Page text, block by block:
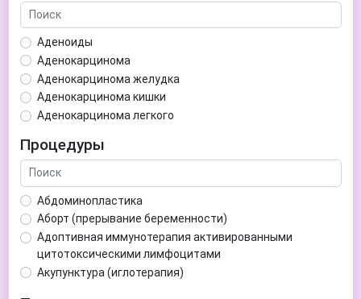
Аденоиды
Аденокарцинома
Аденокарцинома желудка
Аденокарцинома кишки
Аденокарцинома легкого
Аденома гипофиза
Аденома простаты
Аденома щитовидной железы
Аденомиоз
Адентия
Азооспермия
Акне (угри)
Алкоголизм
Процедуры
Абдоминопластика
Аборт (прерывание беременности)
Адоптивная иммунотерапия активированными
цитотоксическими лимфоцитами
Акупунктура (иглотерапия)